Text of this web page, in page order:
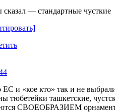
сказал — стандартные чусткие
ЕС и «кое кто» так и не
тюбетейки ташкетские,
СВОЕОБРАЗИЕМ